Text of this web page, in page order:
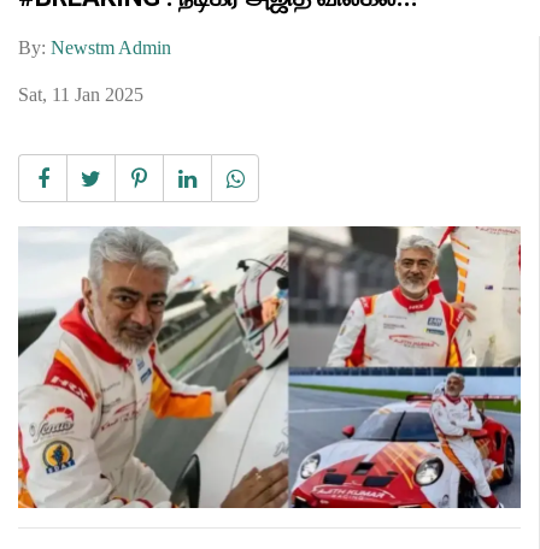
By: Newstm Admin
Sat, 11 Jan 2025